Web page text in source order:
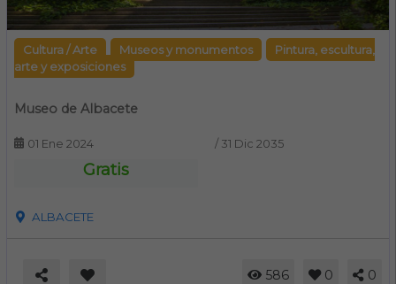
Cultura / Arte Museos y monumentos
Pintura, escultura,
arte y exposiciones
Museo de Albacete
01 Ene 2024 / 31 Dic 2035
Gratis
ALBACETE
586 0 0